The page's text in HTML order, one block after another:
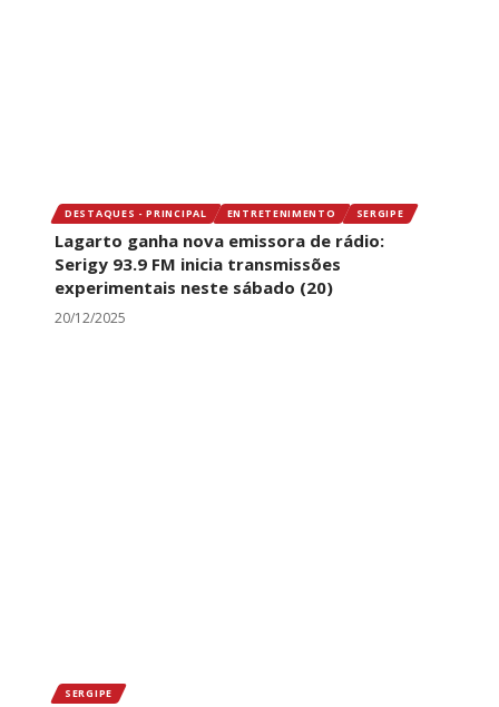
DESTAQUES - PRINCIPAL ENTRETENIMENTO SERGIPE
Lagarto ganha nova emissora de rádio:
Serigy 93.9 FM inicia transmissões
experimentais neste sábado (20)
20/12/2025
SERGIPE